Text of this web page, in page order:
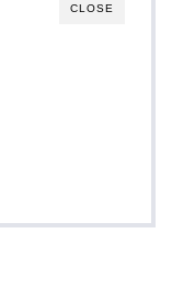
CLOSE